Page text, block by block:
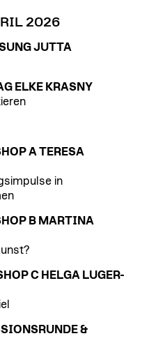
2026
JUTTA
ELKE KRASNY
A TERESA
in
B MARTINA
C HELGA LUGER-
&